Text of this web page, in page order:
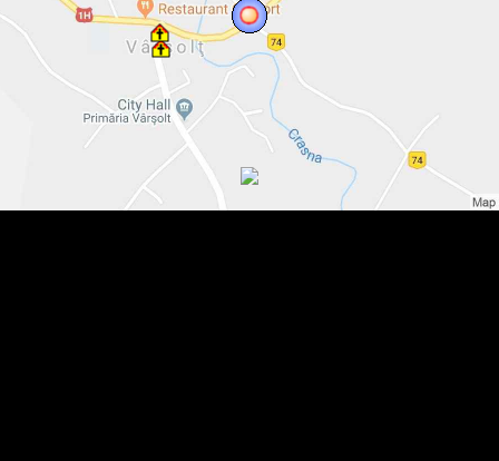
Varsolt , Foto: WR